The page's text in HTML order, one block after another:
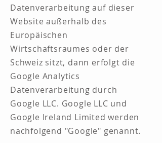
Datenverarbeitung auf dieser
Website außerhalb des
Europäischen
Wirtschaftsraumes oder der
Schweiz sitzt, dann erfolgt die
Google Analytics
Datenverarbeitung durch
Google LLC. Google LLC und
Google Ireland Limited werden
nachfolgend "Google" genannt.